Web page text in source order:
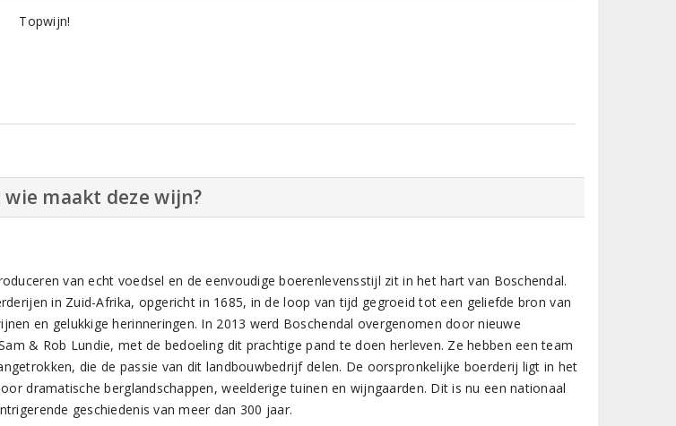
Topwijn!
maakt deze wijn?
van echt voedsel en de eenvoudige boerenlevensstijl zit in het hart van Boschendal.
in Zuid-Afrika, opgericht in 1685, in de loop van tijd gegroeid tot een geliefde bron van
en gelukkige herinneringen. In 2013 werd Boschendal overgenomen door nieuwe
& Rob Lundie, met de bedoeling dit prachtige pand te doen herleven. Ze hebben een team
die de passie van dit landbouwbedrijf delen. De oorspronkelijke boerderij ligt in het
dramatische berglandschappen, weelderige tuinen en wijngaarden. Dit is nu een nationaal
geschiedenis van meer dan 300 jaar.